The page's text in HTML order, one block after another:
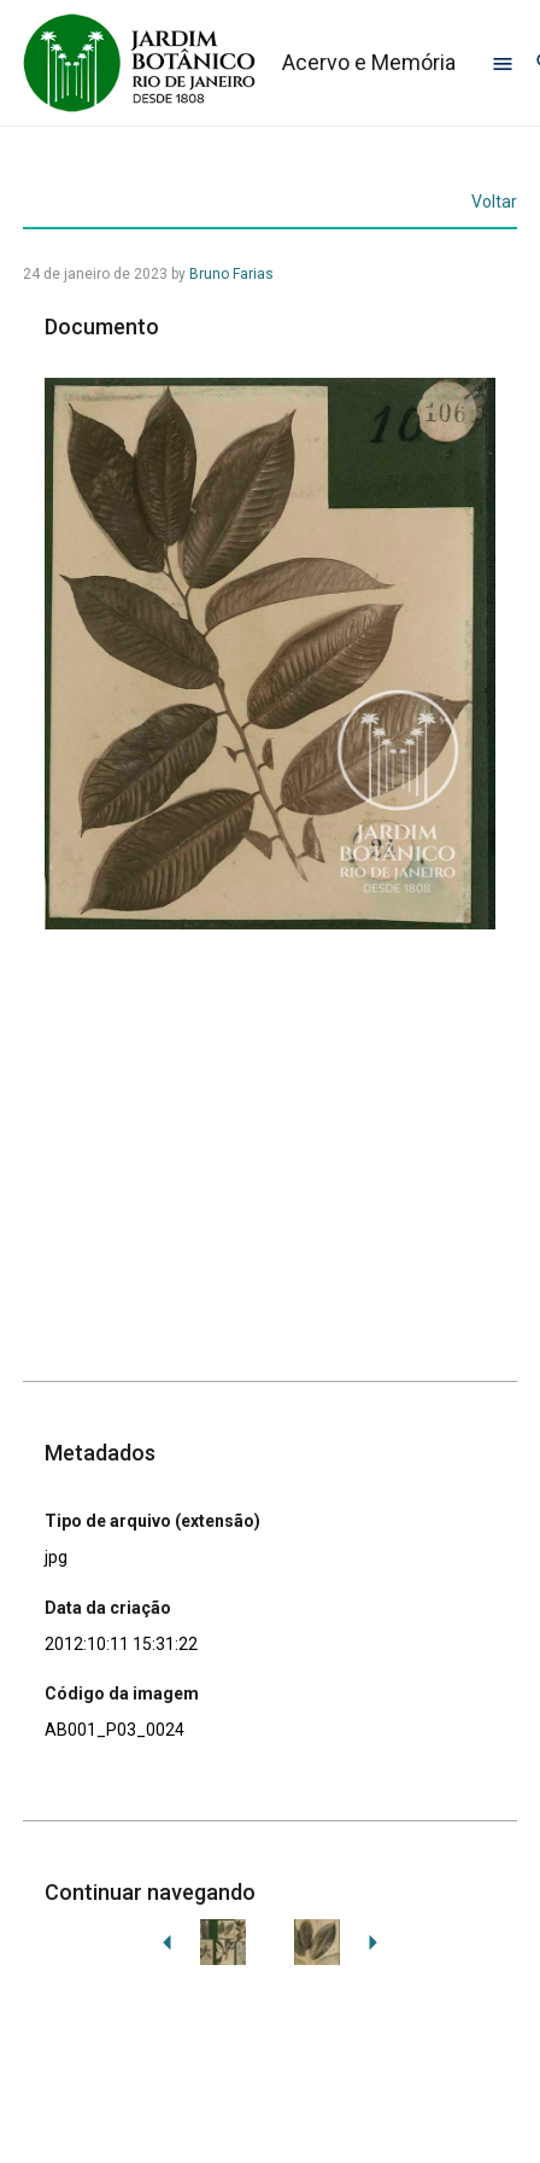
Acervo e Memória
Voltar
24 de janeiro de 2023 by Bruno Farias
Documento
Metadados
Tipo de arquivo (extensão)
jpg
Data da criação
2012:10:11 15:31:22
Código da imagem
AB001_P03_0024
Continuar navegando